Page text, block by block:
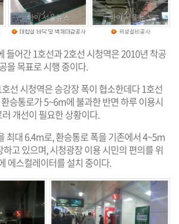
들어간 1호선과 2호선 시청역은 2010년 착공
을 목표로 시행 중이다.
선 시청역은 승강장 폭이 협소한데다 1호선
승통로가 5~6m에 불과한 반면 하루 이용시
개선이 필요한 상황이다.
최대 6.4m로, 환승통로 폭을 기존에서 4~5m
고 있으며, 시청광장 이용 시민의 편의를 위
에스컬레이터를 설치 중이다.